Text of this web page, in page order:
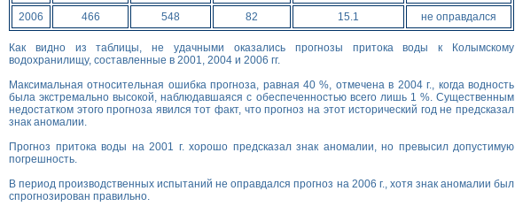
2006
466 548 82 15.1 не оправдался
Как видно из таблицы, не удачными оказались прогнозы притока воды к Колымскому
водохранилищу, составленные в 2001, 2004 и 2006 гг.
Максимальная относительная ошибка прогноза, равная 40 %, отмечена в 2004 г., когда водность
была экстремально высокой, наблюдавшаяся с обеспеченностью всего лишь 1 %. Существенным
недостатком этого прогноза явился тот факт, что прогноз на этот исторический год не предсказал
знак аномалии.
Прогноз притока воды на 2001 г. хорошо предсказал знак аномалии, но превысил допустимую
погрешность.
В период производственных испытаний не оправдался прогноз на 2006 г., хотя знак аномалии был
спрогнозирован правильно.